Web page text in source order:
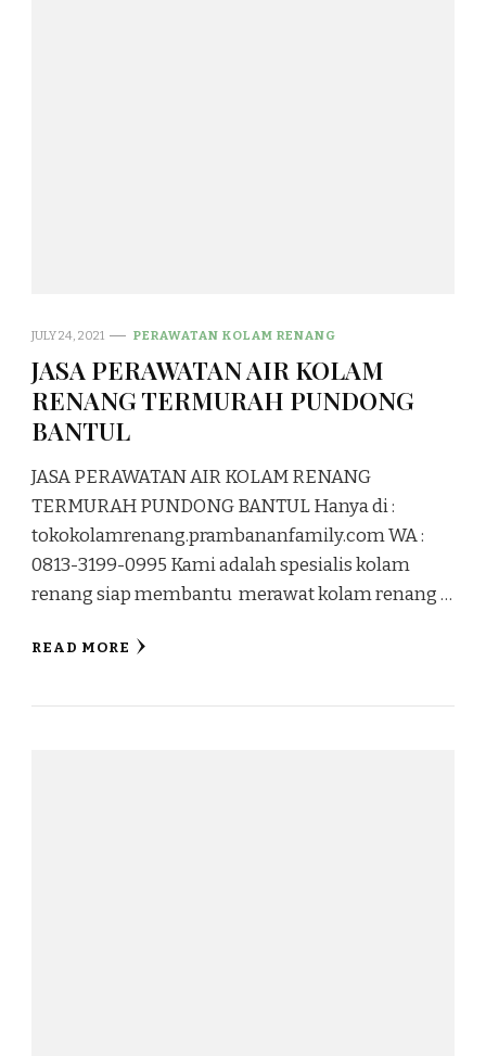
JULY 24, 2021 PERAWATAN KOLAM RENANG
JASA PERAWATAN AIR KOLAM
RENANG TERMURAH PUNDONG
BANTUL
JASA PERAWATAN AIR KOLAM RENANG
TERMURAH PUNDONG BANTUL Hanya di :
tokokolamrenang.prambananfamily.com WA :
0813-3199-0995 Kami adalah spesialis kolam
renang siap membantu merawat kolam renang …
READ MORE